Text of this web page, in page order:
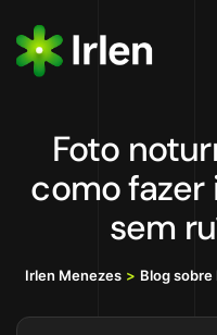
Foto
como fazer
sem
Irlen Menezes >